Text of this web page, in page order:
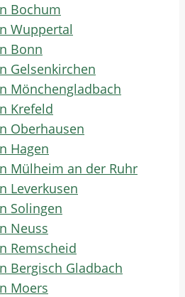
Bochum
Wuppertal
Bonn
Gelsenkirchen
Mönchengladbach
Krefeld
Oberhausen
Hagen
Mülheim an der Ruhr
Leverkusen
Solingen
Neuss
Remscheid
Bergisch Gladbach
Moers